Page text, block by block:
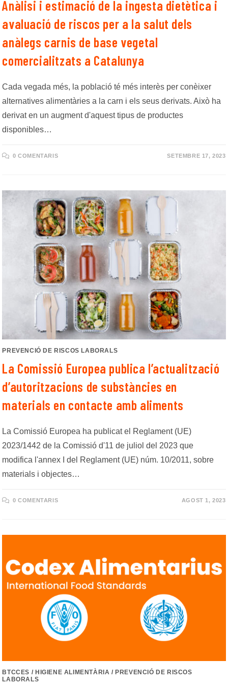
Anàlisi i estimació de la ingesta dietètica i
avaluació de riscos per a la salut dels
anàlegs carnis de base vegetal
comercialitzats a Catalunya
Cada vegada més, la població té més interès per conèixer
alternatives alimentàries a la carn i els seus derivats. Això ha
derivat en un augment d'aquest tipus de productes
disponibles…
0 COMENTARIS SETEMBRE 17, 2023
PREVENCIÓ DE RISCOS LABORALS
La Comissió Europea publica l’actualització
d’autoritzacions de substàncies en
materials en contacte amb aliments
La Comissió Europea ha publicat el Reglament (UE)
2023/1442 de la Comissió d'11 de juliol del 2023 que
modifica l'annex I del Reglament (UE) núm. 10/2011, sobre
materials i objectes…
0 COMENTARIS AGOST 1, 2023
BTCCES / HIGIENE ALIMENTÀRIA /PREVENCIÓ DE RISCOS
LABORALS